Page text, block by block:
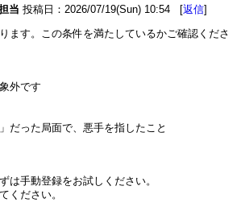
当 投稿日：2026/07/19(Sun) 10:54 [返信]
ます。この条件を満たしているかご確認くださ
外です
だった局面で、悪手を指したこと
は手動登録をお試しください。
ください。